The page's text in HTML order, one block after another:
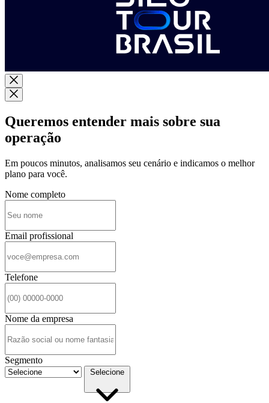
Queremos entender mais sobre sua
operação
Em poucos minutos, analisamos seu cenário e indicamos o melhor
plano para você.
Nome completo
Email profissional
Telefone
Nome da empresa
Segmento
Selecione